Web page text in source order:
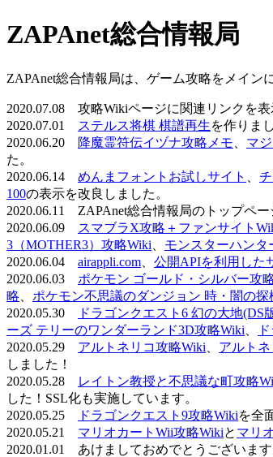
ZAPAnet総合情報局
ZAPAnet総合情報局は、ゲーム攻略をメイン
2020.07.08 攻略Wikiページに関連リンクを
2020.07.01
ステルス将棋 棋譜再生を作りま
2020.06.20
降魔霊符伝イヅナ攻略メモ マ
た。
2020.06.14 めんまフォントお試しサイト
100の表示を改良しました。
2020.06.11 ZAPAnet総合情報局のトップペ
2020.06.09
スマブラX攻略＋ファンサイト
3（MOTHER3）攻略Wiki
モンスターハンタ
2020.06.04 airappli.com 公開APIを利用した
2020.06.03 ポケモン ゴールド・シルバー攻
略
ポケモン不思議のダンジョン 時・闇の探
2020.05.30
ドラゴンクエスト6 幻の大地(DS
ーズ テリーのワンダーランド3D攻略Wiki
2020.05.29 アルトネリコ攻略Wiki アルト
しました！
2020.05.28
レイトン教授と不思議な町攻略
した！SSL化も実施しています。
2020.05.25
ドラゴンクエスト9攻略Wikiを全
2020.05.21 マリオカートWii攻略Wikiと マリ
2020.01.01 あけましておめでとうございま